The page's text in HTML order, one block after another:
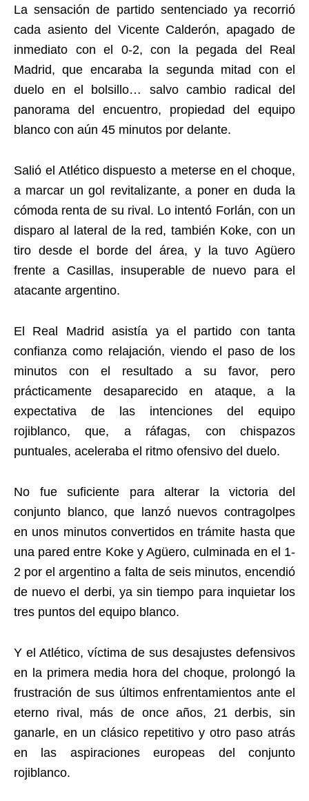
La sensación de partido sentenciado ya recorrió
cada asiento del Vicente Calderón, apagado de
inmediato con el 0-2, con la pegada del Real
Madrid, que encaraba la segunda mitad con el
duelo en el bolsillo… salvo cambio radical del
panorama del encuentro, propiedad del equipo
blanco con aún 45 minutos por delante.
Salió el Atlético dispuesto a meterse en el choque,
a marcar un gol revitalizante, a poner en duda la
cómoda renta de su rival. Lo intentó Forlán, con un
disparo al lateral de la red, también Koke, con un
tiro desde el borde del área, y la tuvo Agüero
frente a Casillas, insuperable de nuevo para el
atacante argentino.
El Real Madrid asistía ya el partido con tanta
confianza como relajación, viendo el paso de los
minutos con el resultado a su favor, pero
prácticamente desaparecido en ataque, a la
expectativa de las intenciones del equipo
rojiblanco, que, a ráfagas, con chispazos
puntuales, aceleraba el ritmo ofensivo del duelo.
No fue suficiente para alterar la victoria del
conjunto blanco, que lanzó nuevos contragolpes
en unos minutos convertidos en trámite hasta que
una pared entre Koke y Agüero, culminada en el 1-
2 por el argentino a falta de seis minutos, encendió
de nuevo el derbi, ya sin tiempo para inquietar los
tres puntos del equipo blanco.
Y el Atlético, víctima de sus desajustes defensivos
en la primera media hora del choque, prolongó la
frustración de sus últimos enfrentamientos ante el
eterno rival, más de once años, 21 derbis, sin
ganarle, en un clásico repetitivo y otro paso atrás
en las aspiraciones europeas del conjunto
rojiblanco.